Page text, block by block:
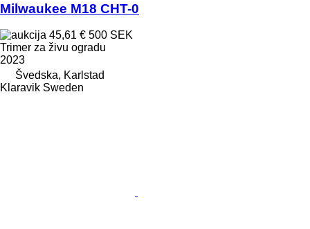
Milwaukee M18 CHT-0
45,61 € 500 SEK
Trimer za živu ogradu
2023
Švedska, Karlstad
Klaravik Sweden